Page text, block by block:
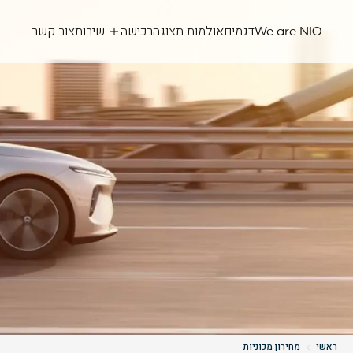
We are NIOדגמיםאולמות תצוגהרכישה שירותצור קשר
ראשי מחירון מכוניות